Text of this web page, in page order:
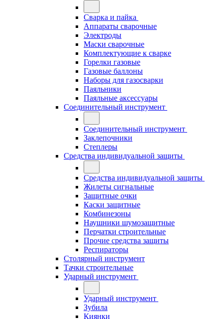
Сварка и пайка
Аппараты сварочные
Электроды
Маски сварочные
Комплектующие к сварке
Горелки газовые
Газовые баллоны
Наборы для газосварки
Паяльники
Паяльные аксессуары
Соединительный инструмент
Соединительный инструмент
Заклепочники
Степлеры
Средства индивидуальной защиты
Средства индивидуальной защиты
Жилеты сигнальные
Защитные очки
Каски защитные
Комбинезоны
Наушники шумозащитные
Перчатки строительные
Прочие средства защиты
Респираторы
Столярный инструмент
Тачки строительные
Ударный инструмент
Ударный инструмент
Зубила
Киянки